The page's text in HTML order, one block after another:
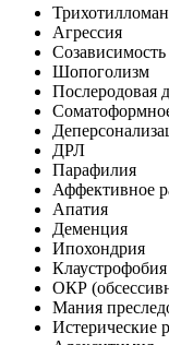
Агрессия
Созависимость
Шопоголизм
Послеродовая
ДРЛ
Парафилия
Аффективное
Апатия
Деменция
Ипохондрия
Клаустрофобия
ОКР
Мания
Истерические